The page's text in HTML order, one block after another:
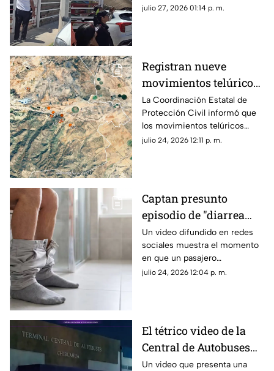
Ortiz Mena y Ahuehuete en
julio 27, 2026 01:14 p. m.
Registran nueve
movimientos telúricos
al sur de Chihuahua;
Protección Civil da
detalles
La Coordinación Estatal de
Protección Civil informó que
los movimientos telúricos
ocurrieron entre la noche del
julio 24, 2026 12:11 p. m.
Captan presunto
episodio de "diarrea
explosiva" en
transporte público;
video se viraliza
Un video difundido en redes
sociales muestra el momento
en que un pasajero
aparentemente sufrió un
julio 24, 2026 12:04 p. m.
El tétrico video de la
Central de Autobuses
de Chihuahua que
Un video que presenta una